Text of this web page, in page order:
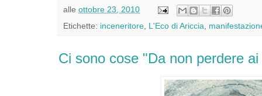
alle ottobre 23, 2010
Etichette: inceneritore L'Eco di Ariccia
Ci sono cose "Da non perdere